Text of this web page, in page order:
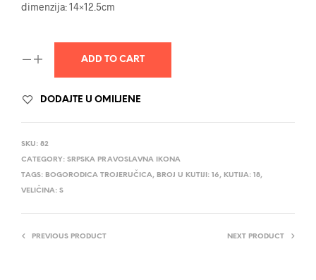
dimenzija: 14×12.5cm
ADD TO CART
DODAJTE U OMILJENE
SKU: 82
CATEGORY: SRPSKA PRAVOSLAVNA IKONA
TAGS: BOGORODICA TROJERUČICA, BROJ U KUTIJI: 16, KUTIJA: 18,
VELIČINA: S
PREVIOUS PRODUCT NEXT PRODUCT